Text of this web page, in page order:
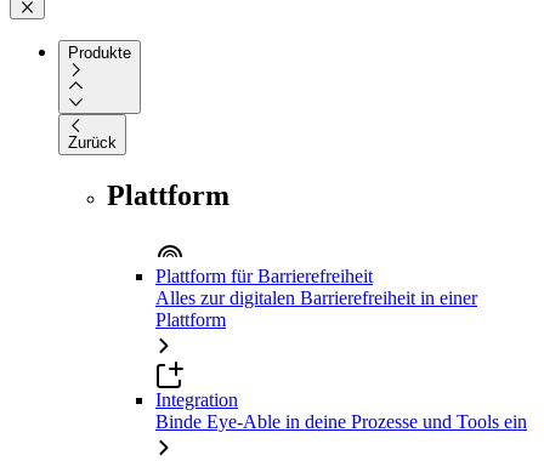
Produkte
Zurück
Plattform
Plattform für Barrierefreiheit
Alles zur digitalen Barrierefreiheit in einer
Plattform
Integration
Binde Eye-Able in deine Prozesse und Tools ein